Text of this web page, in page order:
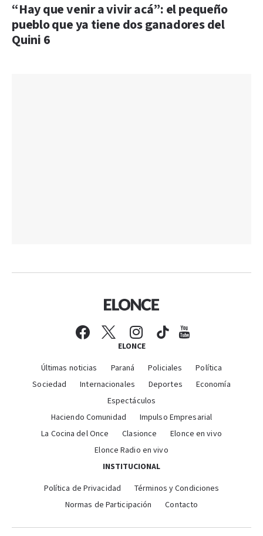
“Hay que venir a vivir acá”: el pequeño
pueblo que ya tiene dos ganadores del
Quini 6
ELONCE
Últimas noticias Paraná Policiales
Política
Sociedad
Internacionales Deportes
Economía
Espectáculos
Haciendo Comunidad
Impulso Empresarial
La Cocina del Once
Clasionce
Elonce en vivo
Elonce Radio en vivo
INSTITUCIONAL
Política de Privacidad
Términos y Condiciones
Normas de Participación
Contacto